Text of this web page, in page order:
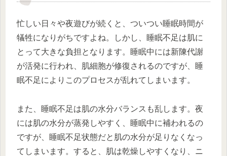
忙しい日々や夜遊びが続くと、ついつい睡眠時間が
犠牲になりがちですよね。しかし、睡眠不足は肌に
とって大きな負担となります。睡眠中には新陳代謝
が活発に行われ、肌細胞が修復されるのですが、睡
眠不足によりこのプロセスが乱れてしまいます。
また、睡眠不足は肌の水分バランスも乱します。夜
には肌の水分が蒸発しやすく、睡眠中に補われるの
ですが、睡眠不足状態だと肌の水分が足りなくなっ
てしまいます。すると、肌は乾燥しやすくなり、ニ